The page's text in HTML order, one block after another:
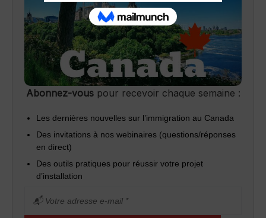
Abonnez-vouspour recevoir chaque semaine :
Les dernières nouvelles sur l’immigration au Canada
Des invitations à nos webinaires (questions/réponses
en direct)
Des outils pratiques pour réussir votre projet
d’installation